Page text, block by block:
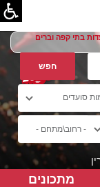
בתי קפה וברים
מתכונים